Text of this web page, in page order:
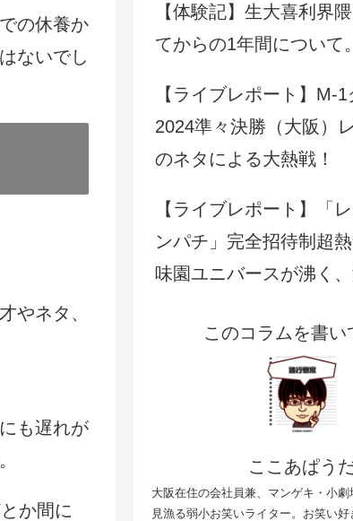
の休養か
ないでし
やネタ、
も遅れが
か間に
【体験記】生大喜利界
てからの1年間について。
【ライブレポート】M-1
2024準々決勝（大阪）
のネタによる大熱戦！
【ライブレポート】「
ンパチ」完全招待制超
味園ユニバースが沸く、
このコラムを書い
ここあぱう
大阪在住の会社員兼、マンゲキ・小
見漁る弱小お笑いライター。お笑い